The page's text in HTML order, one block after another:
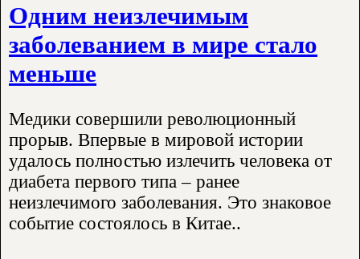
Одним неизлечимым
заболеванием в мире стало
меньше
Медики совершили революционный
прорыв. Впервые в мировой истории
удалось полностью излечить человека от
диабета первого типа – ранее
неизлечимого заболевания. Это знаковое
событие состоялось в Китае..